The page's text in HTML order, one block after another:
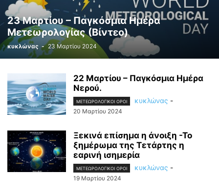
23 Μαρτίου – Παγκόσμια Ημέρα
Μετεωρολογίας (Βίντεο)
κυκλώνας - 23 Μαρτίου 2024
22 Μαρτίου – Παγκόσμια Ημέρα
Νερού.
ΜΕΤΕΩΡΟΛΟΓΙΚΟΊ ΌΡΟΙ κυκλώνας -
20 Μαρτίου 2024
Ξεκινά επίσημα η άνοιξη -Το
ξημέρωμα της Τετάρτης η
εαρινή ισημερία
ΜΕΤΕΩΡΟΛΟΓΙΚΟΊ ΌΡΟΙ κυκλώνας -
19 Μαρτίου 2024